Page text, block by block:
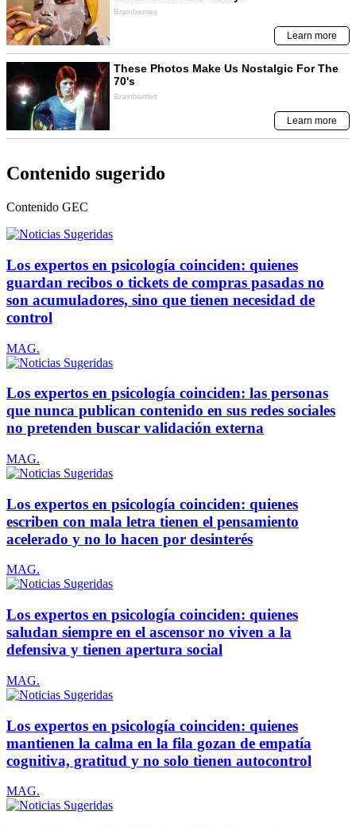
Contenido sugerido
Contenido GEC
Los expertos en psicología coinciden: quienes
guardan recibos o tickets de compras pasadas no
son acumuladores, sino que tienen necesidad de
control
MAG.
Los expertos en psicología coinciden: las personas
que nunca publican contenido en sus redes sociales
no pretenden buscar validación externa
MAG.
Los expertos en psicología coinciden: quienes
escriben con mala letra tienen el pensamiento
acelerado y no lo hacen por desinterés
MAG.
Los expertos en psicología coinciden: quienes
saludan siempre en el ascensor no viven a la
defensiva y tienen apertura social
MAG.
Los expertos en psicología coinciden: quienes
mantienen la calma en la fila gozan de empatía
cognitiva, gratitud y no solo tienen autocontrol
MAG.